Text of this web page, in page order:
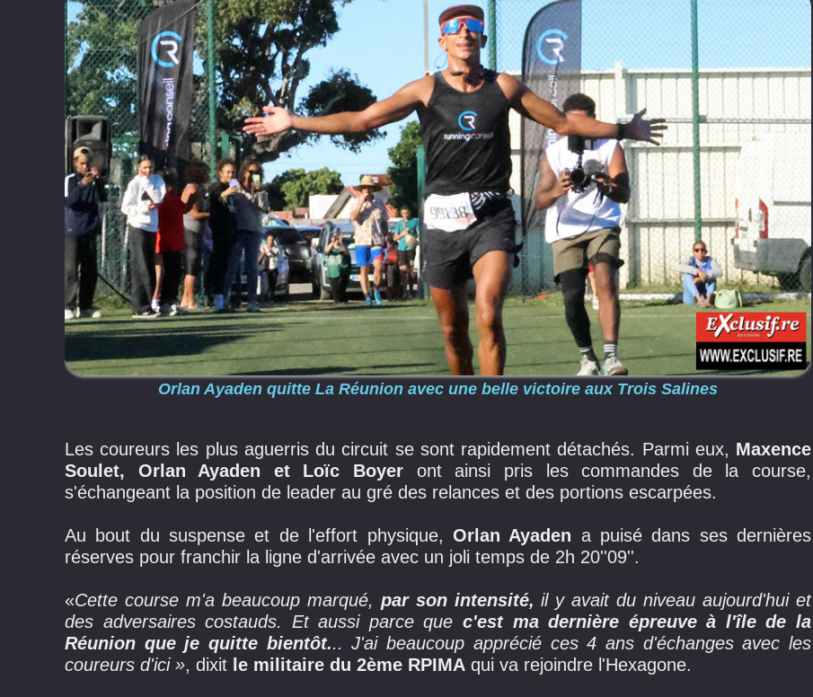
Orlan Ayaden quitte La Réunion avec une belle victoire aux Trois Salines
Les coureurs les plus aguerris du circuit se sont rapidement détachés. Parmi eux, Maxence
Soulet, Orlan Ayaden et Loïc Boyer ont ainsi pris les commandes de la course,
s'échangeant la position de leader au gré des relances et des portions escarpées.
Au bout du suspense et de l'effort physique, Orlan Ayaden a puisé dans ses dernières
réserves pour franchir la ligne d'arrivée avec un joli temps de 2h 20''09''.
«Cette course m'a beaucoup marqué, par son intensité,il y avait du niveau aujourd'hui et
des adversaires costauds. Et aussi parce que c'est ma dernière épreuve à l'île de la
Réunion que je quitte bientôt... J'ai beaucoup apprécié ces 4 ans d'échanges avec les
coureurs d'ici », dixit le militaire du 2ème RPIMA qui va rejoindre l'Hexagone.